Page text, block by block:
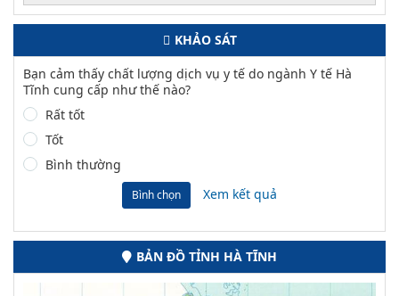
KHẢO SÁT
Bạn cảm thấy chất lượng dịch vụ y tế do ngành Y tế Hà
Tĩnh cung cấp như thế nào?
Rất tốt
Tốt
Bình thường
Bình chọn Xem kết quả
BẢN ĐỒ TỈNH HÀ TĨNH